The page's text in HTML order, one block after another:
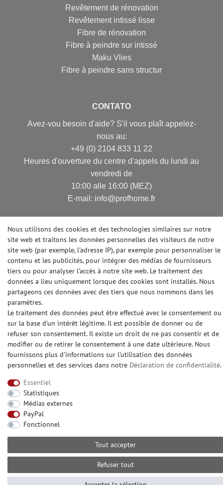
Revêtement de rénovation
Revêtement intissé lisse
Fibre de rénovation
Fibre à peindre sur intissé
Maku Vlies
Fibre à peindre sans structur
CONTATO
Avez-vou besoin d'aide? S'il vous plaît appelez-
nous au:
+49 (0) 2104 833 11 22
Heures d'ouverture du centre d'appels du lundi au
vendredi de
10:00 alle 16:00 (MEZ)
E-mail: info@profhome.fr
MODES DE PAIEMENT
DES MÉDIAS SOCIAUX
© Copyright 2026 | e-Delux GmbH
Nous utilisons des cookies et des technologies similaires sur notre
site web et traitons les données personnelles des visiteurs de notre
site web (par exemple, l'adresse IP), par exemple pour personnaliser le
contenu et les publicités, pour intégrer des médias de fournisseurs
tiers ou pour analyser l'accès à notre site web. Le traitement des
données a lieu uniquement lorsque des cookies sont installés. Nous
partageons ces données avec des tiers que nous nommons dans les
paramètres.
Le traitement des données peut être effectué avec le consentement ou
sur la base d'un intérêt légitime. Il est possible de donner ou de
refuser son consentement. Il existe un droit de ne pas consentir et de
modifier ou de retirer le consentement à une date ultérieure. Nous
fournissons plus d'informations sur l'utilisation des données
personnelles et des services dans notre Déclaration de confidentialité.
Essentiel
Statistiques
Médias externes
PayPal
Fonctionnel
Tout accepter
Refuser tout